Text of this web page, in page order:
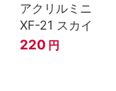
アクリルミニ
XF-21 スカイ
220 円